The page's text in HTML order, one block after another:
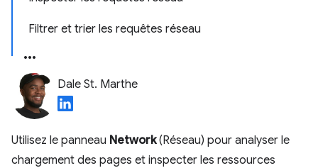
Filtrer et trier les requêtes réseau
Dale St. Marthe
Utilisez le panneau Network(Réseau) pour analyser le
chargement des pages et inspecter les ressources